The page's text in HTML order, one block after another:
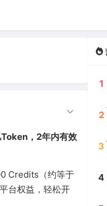
，2年内有效
Credits（约等于
台权益，轻松开
1
2
3
4